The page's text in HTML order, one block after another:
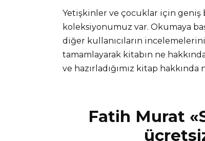
Yetişkinler ve çocuklar için
koleksiyonumuz var. Okumaya
diğer kullanıcıların incelemelerini
tamamlayarak kitabın ne
ve hazırladığımız kitap
Fatih Murat